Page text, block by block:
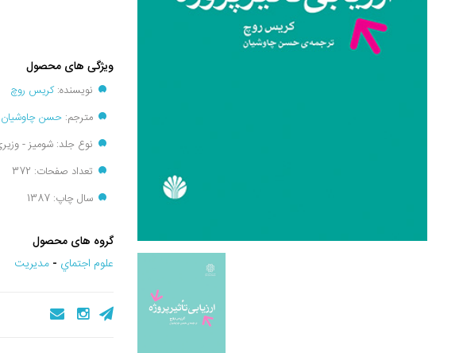
ویژگی های محصول
نویسنده:کریس روچ
مترجم: حسن چاوشیان
نوع جلد: شومیز -
تعداد صفحات: 372
سال چاپ: 1387
گروه های محصول
علوم اجتماي - مديريت